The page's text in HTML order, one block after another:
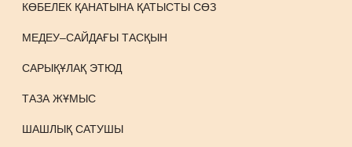
КӨБЕЛЕК ҚАНАТЫНА ҚАТЫСТЫ СӨЗ
МЕДЕУ–САЙДАҒЫ ТАСҚЫН
САРЫҚҰЛАҚ ЭТЮД
ТАЗА ЖҰМЫС
ШАШЛЫҚ САТУШЫ